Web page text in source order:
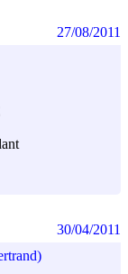
27/08/2011
30/04/2011